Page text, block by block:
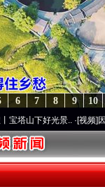
10
9
8
7
6
下好光景..·[视频]因党而生